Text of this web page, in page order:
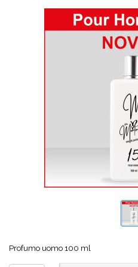
Profumo uomo 100 ml